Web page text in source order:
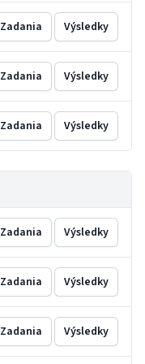
Zadania Výsledky
Zadania Výsledky
Zadania Výsledky
Zadania Výsledky
Zadania Výsledky
Zadania Výsledky